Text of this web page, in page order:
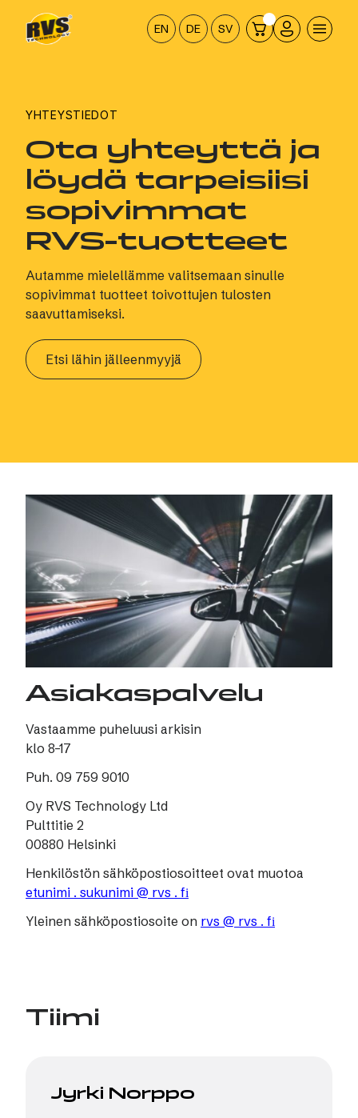
Hyppää
sisältöön
EN DE SV
YHTEYSTIEDOT
Ota yhteyttä ja
löydä tarpeisiisi
sopivimmat
RVS-tuotteet
Autamme mielellämme valitsemaan sinulle
sopivimmat tuotteet toivottujen tulosten
saavuttamiseksi.
Etsi lähin jälleenmyyjä
Asiakaspalvelu
Vastaamme puheluusi arkisin
klo 8–17
Puh. 09 759 9010
Oy RVS Technology Ltd
Pulttitie 2
00880 Helsinki
Henkilöstön sähköpostiosoitteet ovat muotoa
etunimi . sukunimi @ rvs . fі
Yleinen sähköpostiosoite on rvs @ rvs . fі
Tiimi
Jyrki Norppo